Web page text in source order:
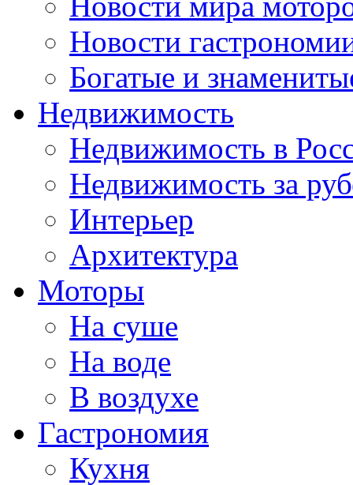
Новости
Богатые и
Недвижимость
Недвижимость в
Недвижимость за
Интерьер
Архитектура
Моторы
На суше
На воде
В воздухе
Гастрономия
Кухня